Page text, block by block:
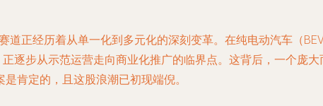
正经历着从单一化到多元化的深刻变革。在纯电动汽车（
逐步从示范运营走向商业化推广的临界点。这背后，一个庞
肯定的，且这股浪潮已初现端倪。